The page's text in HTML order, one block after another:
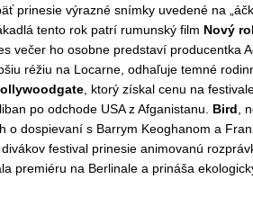
prinesie výrazné snímky uvedené na
tento rok patrí rumunský film Nový
večer ho osobne predstaví producentka
réžiu na Locarne, odhaľuje temné
, ktorý získal cenu na
po odchode USA z Afganistanu. Bird,
o dospievaní s Barrym Keoghanom a
festival prinesie animovanú
premiéru na Berlinale a prináša